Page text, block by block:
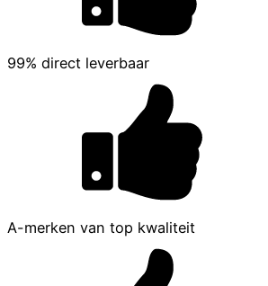
99% direct leverbaar
A-merken van top kwaliteit